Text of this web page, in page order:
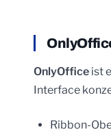
OnlyOffice ist
Interface
Ribbon-